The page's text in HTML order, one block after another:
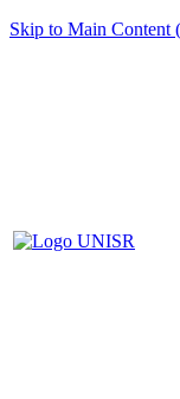
Skip to Main Content